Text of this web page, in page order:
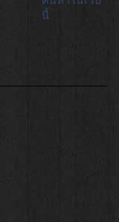
นี้